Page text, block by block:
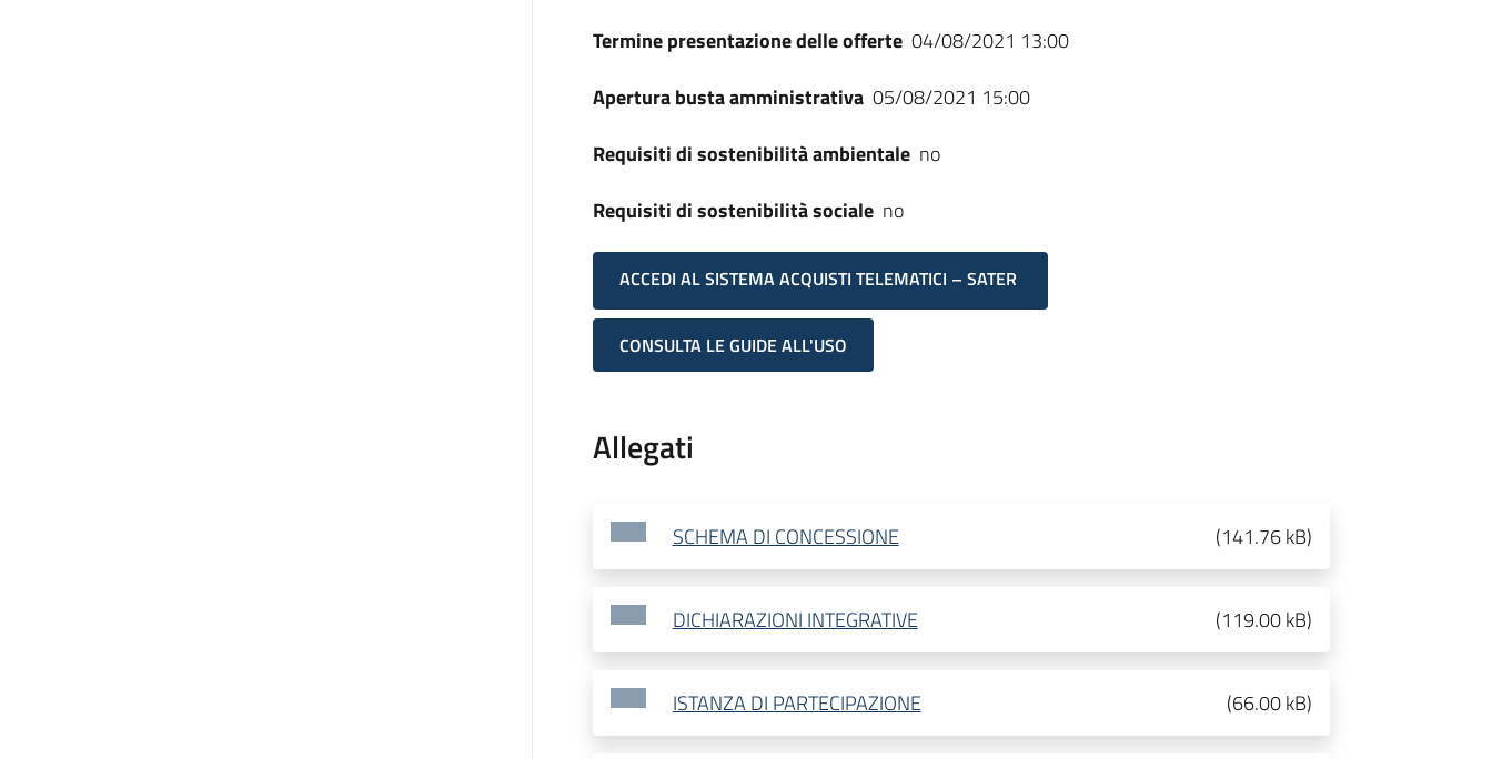
Termine presentazione delle offerte 04/08/2021 13:00
Apertura busta amministrativa 05/08/2021 15:00
Requisiti di sostenibilità ambientale no
Requisiti di sostenibilità sociale no
ACCEDI AL SISTEMA ACQUISTI TELEMATICI – SATER
CONSULTA LE GUIDE ALL'USO
Allegati
SCHEMA DI CONCESSIONE (141.76 kB)
DICHIARAZIONI INTEGRATIVE (119.00 kB)
ISTANZA DI PARTECIPAZIONE (66.00 kB)